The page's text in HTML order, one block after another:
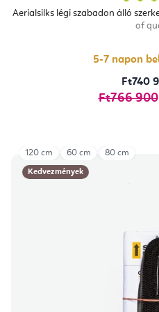
Aerialsilks légi szabadon álló
of
5-7 napon
Ft740
Ft766 900
Kedvezmények
120 cm 60 cm 80 cm